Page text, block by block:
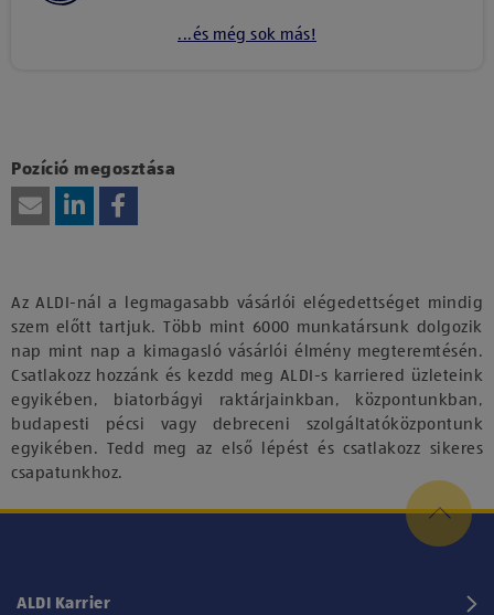
...és még sok más!
vagy technológiájának használatához.
Pozíció megosztása
Az ALDI-nál a legmagasabb vásárlói elégedettséget mindig
szem előtt tartjuk. Több mint 6000 munkatársunk dolgozik
nap mint nap a kimagasló vásárlói élmény megteremtésén.
Csatlakozz hozzánk és kezdd meg ALDI-s karriered üzleteink
egyikében, biatorbágyi raktárjainkban, központunkban,
budapesti pécsi vagy debreceni szolgáltatóközpontunk
egyikében. Tedd meg az első lépést és csatlakozz sikeres
csapatunkhoz.
ALDI Karrier